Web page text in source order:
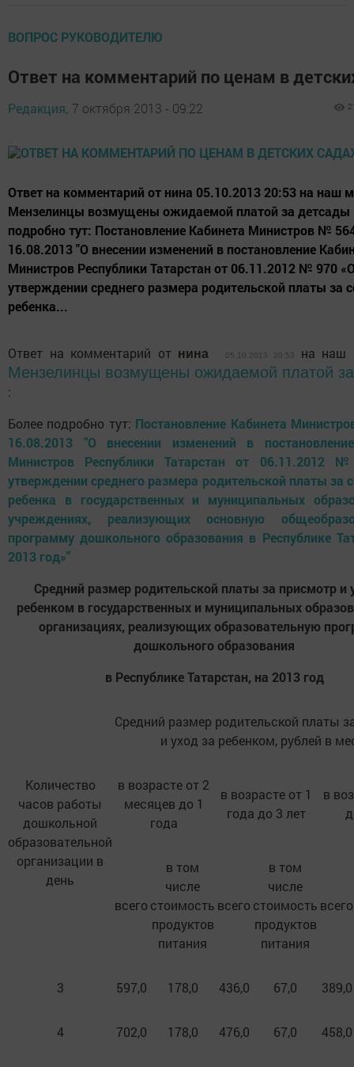
ВОПРОС РУКОВОДИТЕЛЮ
Ответ на комментарий по ценам в
Редакция, 7 октября 2013 - 09:22
Ответ на комментарий от нина 05.10.2013 20:53 на наш
Мензелинцы возмущены ожидаемой платой за детсады
подробно тут: Постановление Кабинета Министров №
16.08.2013 "О внесении изменений в постановление
Министров Республики Татарстан от 06.11.2012 № 970
утверждении среднего размера родительской платы за
ребенка...
Ответ на комментарий от нина 05.10.2013 20:53 на наш
Мензелинцы возмущены ожидаемой платой
:
Более подробно тут: Постановление Кабинета
16.08.2013 "О внесении изменений в
Министров Республики Татарстан от 06.11.2012
утверждении среднего размера родительской платы за
ребенка в государственных и муниципальных
учреждениях, реализующих основную
программу дошкольного образования в Республике
2013 год»"
Средний размер родительской платы за присмотр и
ребенком в государственных и муниципальных
организациях, реализующих образовательную
дошкольного образования
в Республике Татарстан, на 2013 год
Количество
часов работы
дошкольной
образовательной
организации в
день
Средний размер родительской платы
и уход за ребенком, рублей в
в возрасте от 2
месяцев до 1
года
в возрасте от 1
года до 3 лет
в
всего
в том
числе
стоимость
продуктов
питания
всего
в том
числе
стоимость
продуктов
питания
всего
3 597,0 178,0 436,0 67,0 389,0
4 702,0 178,0 476,0 67,0 458,0